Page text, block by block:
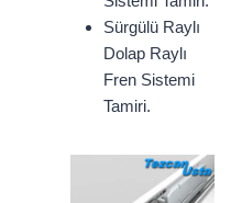
Sürgülü Raylı
Dolap Raylı
Fren Sistemi
Tamiri.